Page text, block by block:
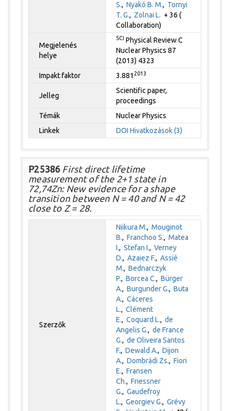
S.,Nyakó B. M., Tornyi
T. G., Zolnai L. + 36 (
Collaboration)
Megjelenés
helye
SCI Physical Review C
Nuclear Physics 87
(2013) 4323
Impakt faktor
3.881 2013
Jelleg
Scientific paper,
proceedings
Témák
Nuclear Physics
Linkek
DOI Hivatkozások (3)
P25386 First direct lifetime
measurement of the 2+1 state in
72,74Zn: New evidence for a shape
transition between N = 40 and N = 42
close to Z = 28.
Szerzők
Niikura M.,Mouginot
B.,Franchoo S.,Matea
I.,Stefan I.,Verney
D.,Azaiez F.,Assié
M.,Bednarczyk
P.,Borcea C.,Bürger
A.,Burgunder G.,Buta
A.,Cáceres
L.,Clément
E.,Coquard L.,de
Angelis G.,de France
G.,de Oliveira Santos
F.,Dewald A.,Dijon
A.,Dombrádi Zs.,Fiori
E.,Fransen
Ch.,Friessner
G.,Gaudefroy
L.,Georgiev G.,Grévy